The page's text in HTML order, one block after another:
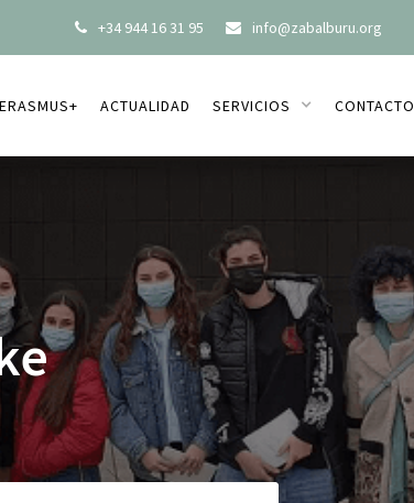
 +34 944 16 31 95  info@zabalburu.org
ERASMUS+ ACTUALIDAD SERVICIOS CONTACTO